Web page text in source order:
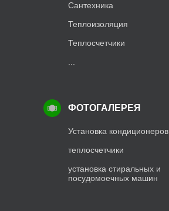
Сантехника
Теплоизоляция
Теплосчетчики
ФОТОГАЛЕРЕЯ
Установка кондиционеров
теплосчетчики
установка стиральных и
посудомоечных машин